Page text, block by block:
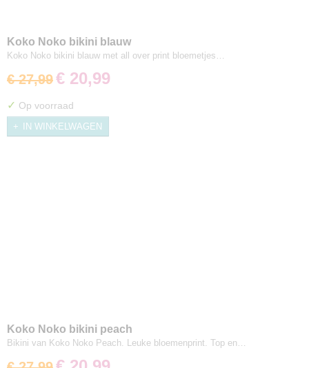
Koko Noko bikini blauw
Koko Noko bikini blauw met all over print bloemetjes…
€ 27,99€ 20,99
✓ Op voorraad
IN WINKELWAGEN
Koko Noko bikini peach
Bikini van Koko Noko Peach. Leuke bloemenprint. Top en…